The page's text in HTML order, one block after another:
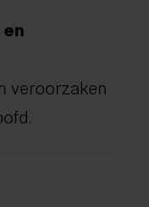
veroorzaken